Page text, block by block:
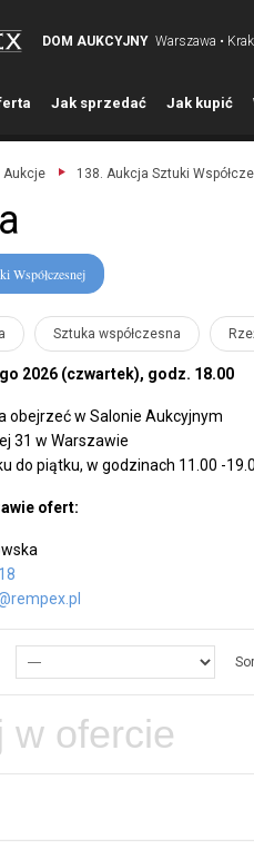
DOM AUKCYJNY Warszawa •
Jak sprzedać Jak kupić
Aukcje 138. Aukcja Sztuki
Współczesnej
Sztuka współczesna
2026 (czwartek), godz. 18.00
obejrzeć w Salonie Aukcyjnym
31 w Warszawie
do piątku, w godzinach 11.00 -
ofert: